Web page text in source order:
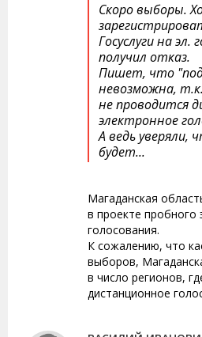
Скоро выборы.
Госуслуги на эл.
получил отказ.
Пишет, что
невозможна,
не проводится
электронное
А ведь уверяли,
будет...
Магаданская
в проекте пробного
голосования.
К сожалению, что
выборов,
в число регионов,
дистанционное